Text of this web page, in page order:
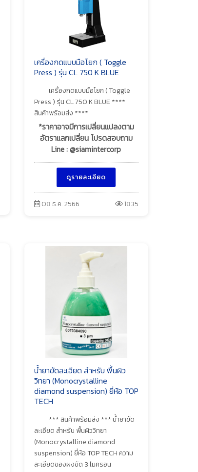
เครื่องกดแบบมือโยก ( Toggle
Press ) รุ่น CL 750 K BLUE
เครื่องกดแบบมือโยก ( Toggle
Press ) รุ่น CL 750 K BLUE ****
สินค้าพร้อมส่ง ****
*ราคาอาจมีการเปลี่ยนแปลงตาม
อัตราแลกเปลี่ยน โปรดสอบถาม
Line : @siamintercorp
ดูรายละเอียด
08 ธ.ค. 2566 1835
น้ำยาขัดละเอียด สำหรับ พื้นผิว
วิทยา (Monocrystalline
diamond suspension) ยี่ห้อ TOP
TECH
*** สินค้าพร้อมส่ง *** น้ำยาขัด
ละเอียด สำหรับ พื้นผิววิทยา
(Monocrystalline diamond
suspension) ยี่ห้อ TOP TECH ความ
ละเอียดของผงขัด 3 ไมครอน